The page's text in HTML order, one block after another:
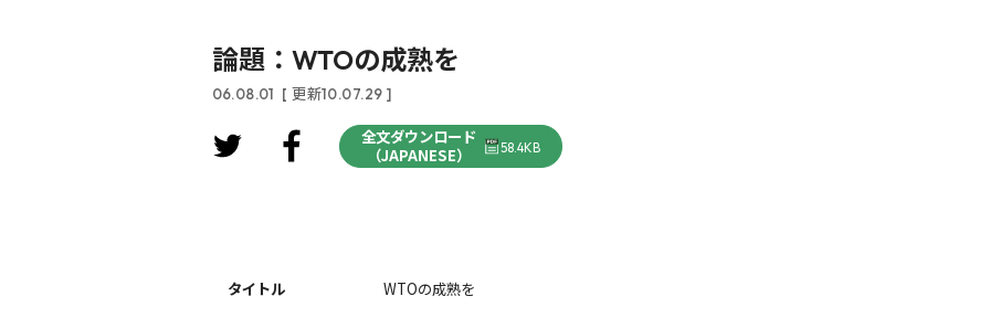
論題：WTOの成熟を
06.08.01 [ 更新10.07.29 ]
全文ダウンロード
（JAPANESE）
58.4KB
タイトル WTOの成熟を